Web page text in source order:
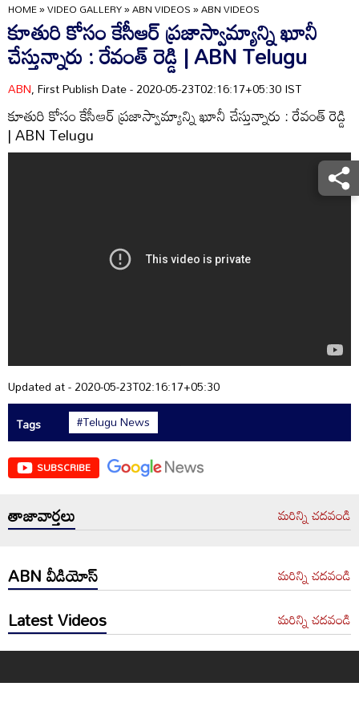
HOME»VIDEO GALLERY»ABN VIDEOS»ABN VIDEOS
కూతురి కోసం కేసీఆర్‌ ప్రజాస్వామ్యాన్ని ఖూనీ
చేస్తున్నారు : రేవంత్ రెడ్డి | ABN Telugu
ABN, First Publish Date - 2020-05-23T02:16:17+05:30 IST
కూతురి కోసం కేసీఆర్‌ ప్రజాస్వామ్యాన్ని ఖూనీ చేస్తున్నారు : రేవంత్ రెడ్డి
| ABN Telugu
Updated at - 2020-05-23T02:16:17+05:30
Tags
#Telugu News
SUBSCRIBE
తాజావార్తలు మరిన్ని చదవండి
ABN వీడియోస్ మరిన్ని చదవండి
Latest Videos మరిన్ని చదవండి